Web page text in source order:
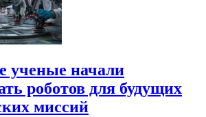
ученые начали
роботов для будущих
миссий